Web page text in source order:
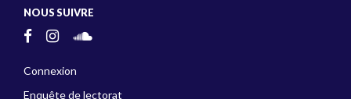
NOUS SUIVRE
Connexion
Enquête de lectorat